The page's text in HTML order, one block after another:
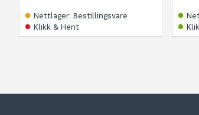
Nettlager: Bestillingsvare
Klikk & Hent